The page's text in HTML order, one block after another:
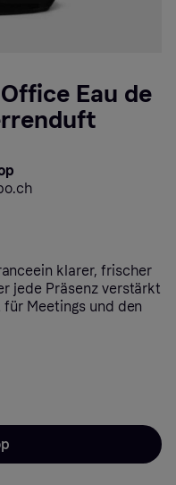
Eau de
klarer, frischer
jede Präsenz verstärkt
Meetings und den